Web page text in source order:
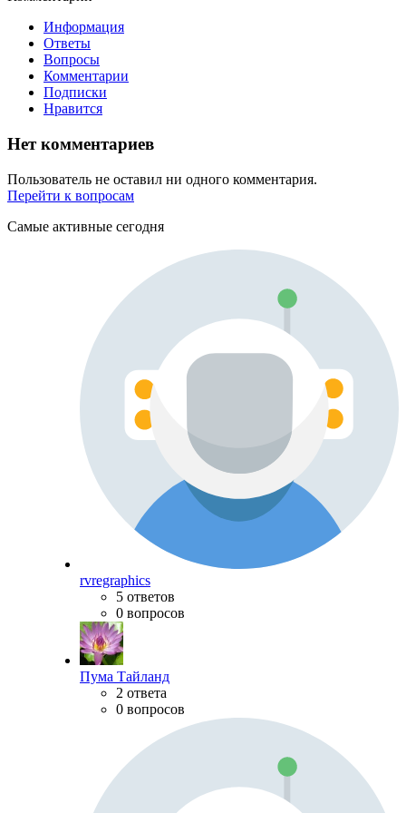
Информация
Ответы
Вопросы
Комментарии
Подписки
Нравится
Нет комментариев
Пользователь не оставил ни одного комментария.
Перейти к вопросам
Самые активные сегодня
rvregraphics
5 ответов
0 вопросов
Пума Тайланд
2 ответа
0 вопросов